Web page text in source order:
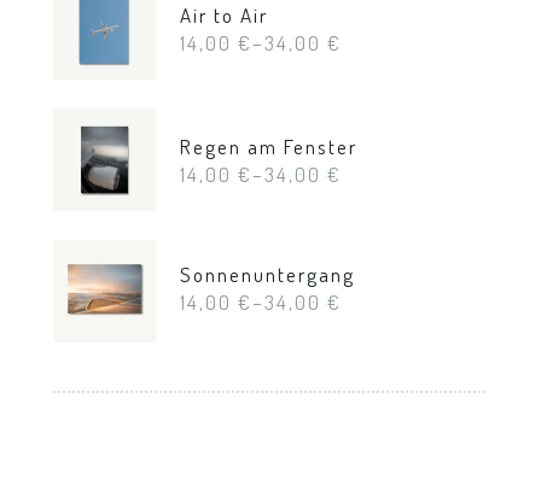
Air to Air
14,00 €–34,00 €
Regen am Fenster
14,00 €–34,00 €
Sonnenuntergang
14,00 €–34,00 €